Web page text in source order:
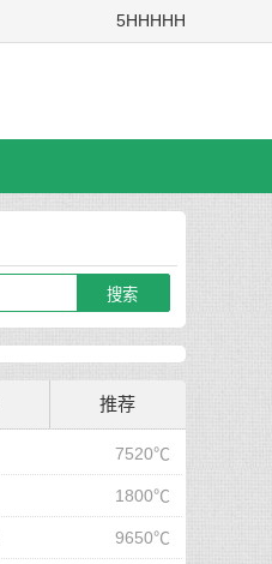
5HHHHH
推荐
7520℃
1800℃
9650℃